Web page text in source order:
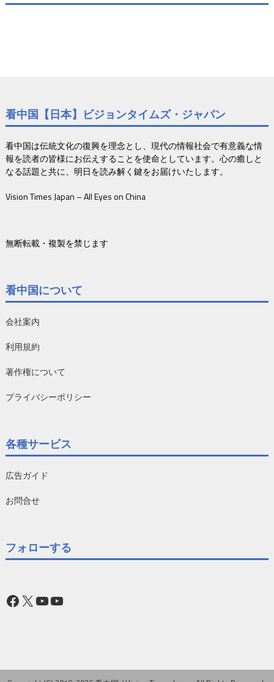
看中国【日本】ビジョンタイムズ・ジャパン
看中国は伝統文化の復興を理念とし、現代の情報社会で有意義な情
報を読者の皆様にお伝えすることを使命としています。心の癒しと
なる話題と共に、明日を読み解く鍵をお届けいたします。
Vision Times Japan – All Eyes on China
無断転載・複製を禁じます
看中国について
会社案内
利用規約
著作権について
プライバシーポリシー
各種サービス
広告ガイド
お問合せ
フォローする
Facebook
X YouTube
YouTube